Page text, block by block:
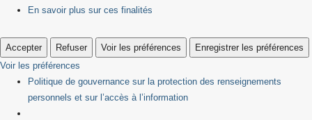
En savoir plus sur ces finalités
Accepter Refuser Voir les préférences
Enregistrer les préférences
Voir les préférences
Politique de gouvernance sur la protection des renseignements
personnels et sur l’accès à l’information